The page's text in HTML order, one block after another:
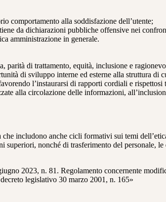
comportamento alla soddisfazione dell’utente;
da dichiarazioni pubbliche offensive nei
amministrazione in generale.
parità di trattamento, equità, inclusione e
di sviluppo interne ed esterne alla struttura di
l’instaurarsi di rapporti cordiali e
alla circolazione delle informazioni,
includono anche cicli formativi sui temi
nonché di trasferimento del personale, le
2023, n. 81. Regolamento concernente
legislativo 30 marzo 2001, n. 165»